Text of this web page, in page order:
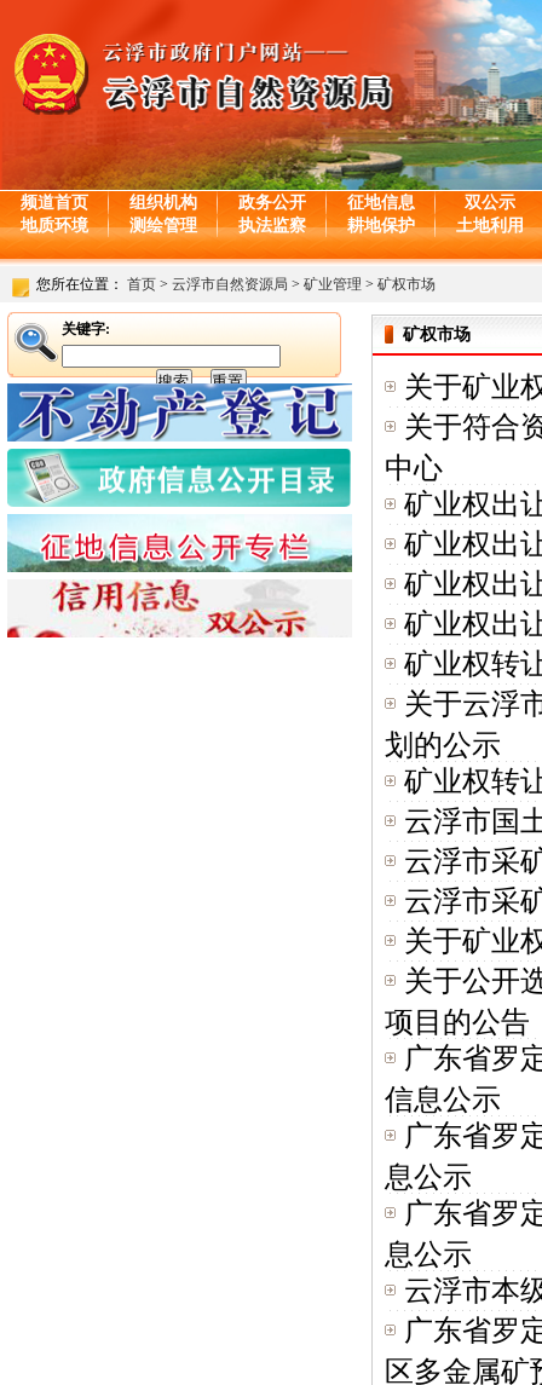
频道首页 组织机构 政务公开 征地信息
双公示
地质环境
测绘管理 执法监察 耕地保护 土地利用
您所在位置： 首页 > 云浮市自然资源局 > 矿业管理 > 矿权市场
关键字: 矿权市场
关于矿业
关于符合
中心
矿业权出
矿业权出
矿业权出
矿业权出
矿业权转
关于云浮
划的公示
矿业权转
云浮市国
云浮市采
云浮市采
关于矿业
关于公开
项目的公告
广东省罗
信息公示
广东省罗
息公示
广东省罗
息公示
云浮市本
广东省罗
区多金属矿